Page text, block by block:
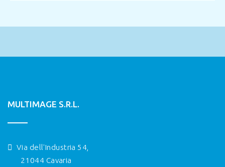
MULTIMAGE S.R.L.
Via dell'Industria 54,
21044 Cavaria